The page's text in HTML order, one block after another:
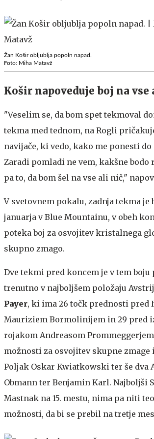
Žan Košir obljublja popoln napad.
Foto: Miha Matavž
Košir napoveduje boj na vse
"Veselim se, da bom spet tekmoval
tekma med tednom, na Rogli
navijače, ki vedo, kako me ponesti
Zaradi pomladi ne vem, kakšne bodo
pa to, da bom šel na vse ali nič,"
V svetovnem pokalu, zadnja tekma je
januarja v Blue Mountainu, v obeh
poteka boj za osvojitev kristalnega
skupno zmago.
Dve tekmi pred koncem je v tem
trenutno v najboljšem položaju
Payer, ki ima 26 točk prednosti pred
Mauriziem Bormolinijem in 29 pred
rojakom Andreasom
možnosti za osvojitev skupne zmage
Poljak Oskar Kwiatkowski ter še dva
Obmann ter Benjamin Karl. Najboljši
Mastnak na 15. mestu, nima pa niti
možnosti, da bi se prebil na tretje